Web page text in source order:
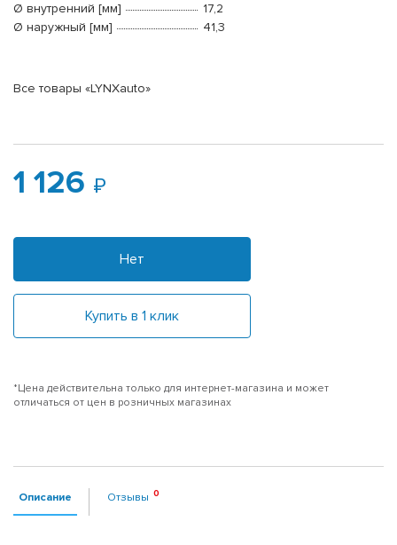
Ø внутренний [мм]
17,2
Ø наружный [мм]
41,3
Все товары «LYNXauto»
1 126
Нет
Купить в 1 клик
*Цена действительна только для интернет-магазина и может
отличаться от цен в розничных магазинах
Описание Отзывы